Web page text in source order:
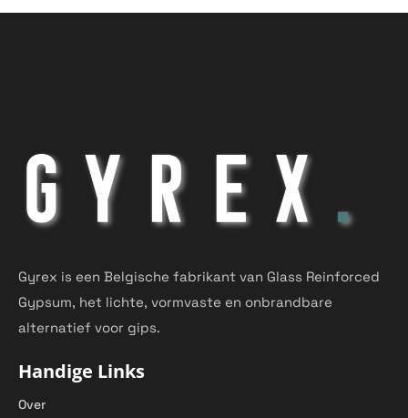
Gyrex is een Belgische fabrikant van Glass Reinforced
Gypsum, het lichte, vormvaste en onbrandbare
alternatief voor gips.
Handige Links
Over